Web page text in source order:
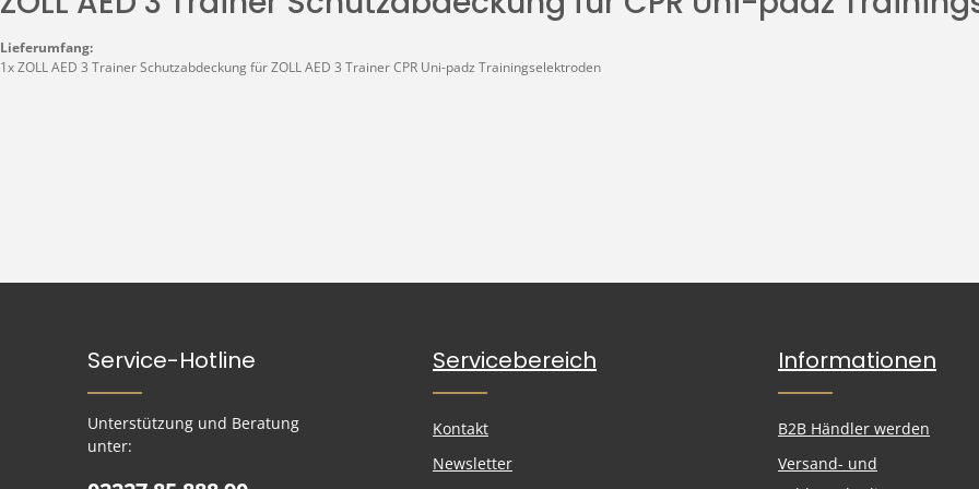
Lieferumfang:
1x ZOLL AED 3 Trainer Schutzabdeckung für ZOLL AED 3 Trainer CPR Uni-padz Trainingselektroden
Service-Hotline
Unterstützung und Beratung
unter:
Servicebereich
Kontakt
Newsletter
Informationen
B2B Händler werden
Versand- und